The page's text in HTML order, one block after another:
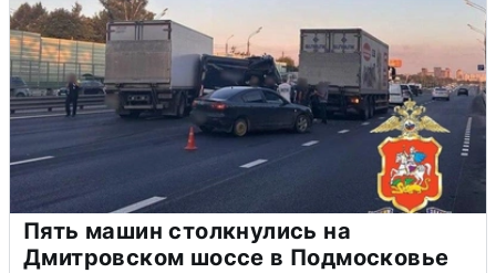
Пять машин столкнулись на
Дмитровском шоссе в Подмосковье